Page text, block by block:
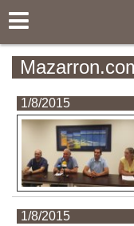
1/8/2015
1/8/2015